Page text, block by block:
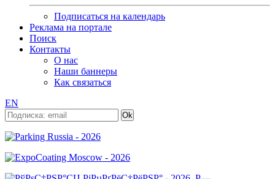
Подписаться на календарь
Реклама на портале
Поиск
Контакты
О нас
Наши баннеры
Как связаться
EN